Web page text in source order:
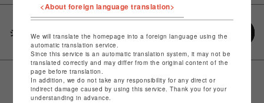
シェアする
<About foreign language translation>
We will translate the homepage into a foreign language using the
automatic translation service.
Since this service is an automatic translation system, it may not be
translated correctly and may differ from the original content of the
page before translation.
In addition, we do not take any responsibility for any direct or
indirect damage caused by using this service. Thank you for your
understanding in advance.